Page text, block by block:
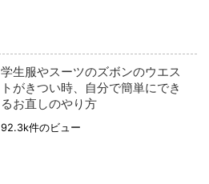
学生服やスーツのズボンのウエス
トがきつい時、自分で簡単にでき
るお直しのやり方
92.3k件のビュー